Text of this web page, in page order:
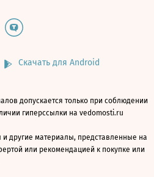
Скачать для Android
допускается только при соблюдении
гиперссылки на vedomosti.ru
и другие материалы, представленные на
или рекомендацией к покупке или